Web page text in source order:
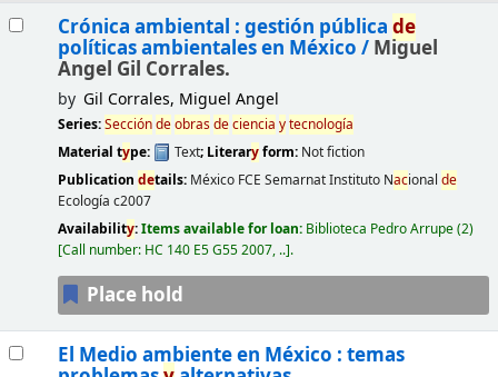
Crónica ambiental : gestión pública de
políticas ambientales en México / Miguel
Angel Gil Corrales.
by Gil Corrales, Miguel Angel
Series:Seccióndeobrasdeciencia ytecnología
Material type: Text; Literaryform: Not fiction
Publication details: México FCE Semarnat Instituto Nacional de
Ecología c2007
Availability:Items available for loan: Biblioteca Pedro Arrupe(2)
Call number: HC 140 E5 G55 2007, .. .
Place hold
El Medio ambiente en México : temas